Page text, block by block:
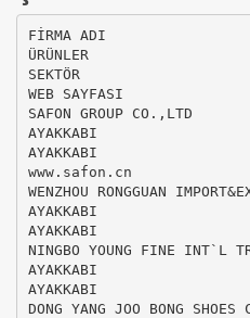
FİRMA ADI
ÜRÜNLER
SEKTÖR
WEB SAYFASI
SAFON GROUP CO.,LTD
AYAKKABI
AYAKKABI
www.safon.cn
WENZHOU RONGGUAN
AYAKKABI
AYAKKABI
NINGBO YOUNG FINE INT`L
AYAKKABI
AYAKKABI
DONG YANG JOO BONG SHOES